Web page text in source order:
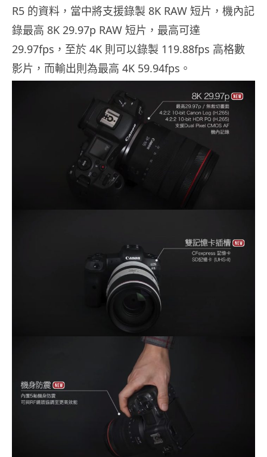
R5 的資料，當中將支援錄製 8K RAW 短片，機內記
錄最高 8K 29.97p RAW 短片，最高可達
29.97fps，至於 4K 則可以錄製 119.88fps 高格數
影片，而輸出則為最高 4K 59.94fps。